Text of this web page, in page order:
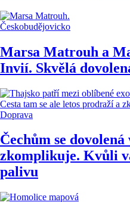
Českobudějovicko
Marsa Matrouh a
Invií. Skvělá
Doprava
Čechům se
zkomplikuje. Kvůli
palivu